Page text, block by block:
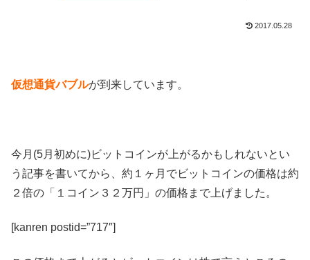
2017.05.28
仮想通貨バブルが到来しています。
今月(5月初めに)ビットコインが上がるかもしれないとい
う記事を書いてから、約１ヶ月でビットコインの価格は約
２倍の「１コイン３２万円」の価格まで上げました。
[kanren postid=”717″]